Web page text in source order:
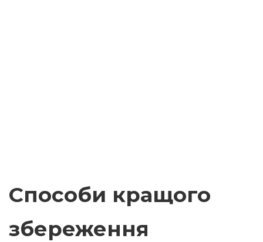
Способи кращого
збереження